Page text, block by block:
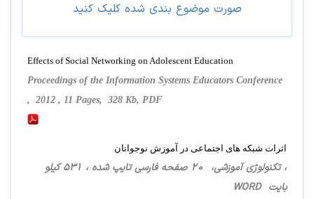
صورت موضوع بندی شده کلیک کنید
Effects of Social Networking on Adolescent Education
Proceedings of the Information Systems Educators Conference
, 2012 , 11 Pages, 328 Kb, PDF
اثرات شبکه های اجتماعی در آموزش نوجوانان
، تکنولوژی آموزشی، 20 صفحه فارسی تایپ شده ، 531 کیلو
بایت WORD